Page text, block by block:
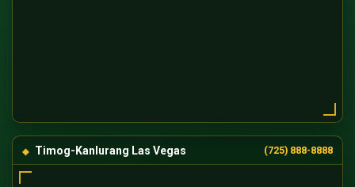
Timog-Kanlurang Las Vegas (725) 888-8888